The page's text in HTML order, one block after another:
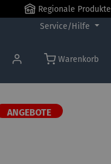
Regionale Produkte
Service/Hilfe
Warenkorb
ANGEBOTE